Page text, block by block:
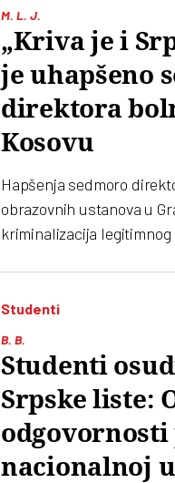
M. L. J.
„Kriva je i
je uhapšeno
direktora
Kosovu
Hapšenja sedmoro
obrazovnih ustanova u
kriminalizacija legitimnog
Studenti
B. B.
Studenti
Srpske liste:
odgovornosti
nacionalnoj